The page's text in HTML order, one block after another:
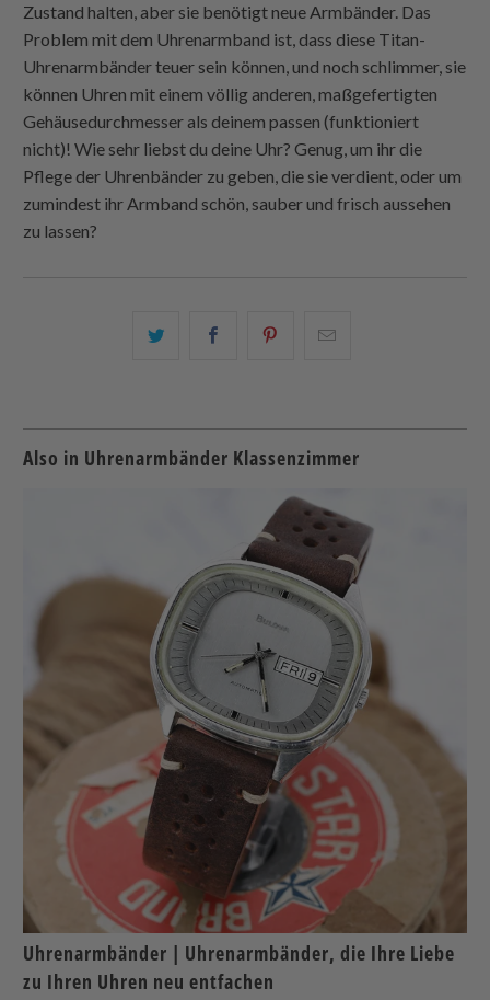
Zustand halten, aber sie benötigt neue Armbänder. Das
Problem mit dem Uhrenarmband ist, dass diese Titan-
Uhrenarmbänder teuer sein können, und noch schlimmer, sie
können Uhren mit einem völlig anderen, maßgefertigten
Gehäusedurchmesser als deinem passen (funktioniert
nicht)! Wie sehr liebst du deine Uhr? Genug, um ihr die
Pflege der Uhrenbänder zu geben, die sie verdient, oder um
zumindest ihr Armband schön, sauber und frisch aussehen
zu lassen?
Teilen
Teilen
Teilen
Also in Uhrenarmbänder Klassenzimmer
Uhrenarmbänder | Uhrenarmbänder, die Ihre Liebe
zu Ihren Uhren neu entfachen